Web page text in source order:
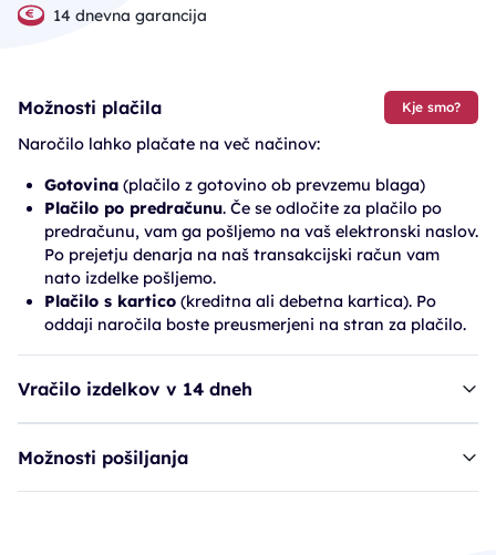
14 dnevna garancija
Možnosti plačila Kje smo?
Naročilo lahko plačate na več načinov:
Gotovina (plačilo z gotovino ob prevzemu blaga)
Plačilo po predračunu. Če se odločite za plačilo po
predračunu, vam ga pošljemo na vaš elektronski naslov.
Po prejetju denarja na naš transakcijski račun vam
nato izdelke pošljemo.
Plačilo s kartico (kreditna ali debetna kartica). Po
oddaji naročila boste preusmerjeni na stran za plačilo.
Vračilo izdelkov v 14 dneh
Možnosti pošiljanja